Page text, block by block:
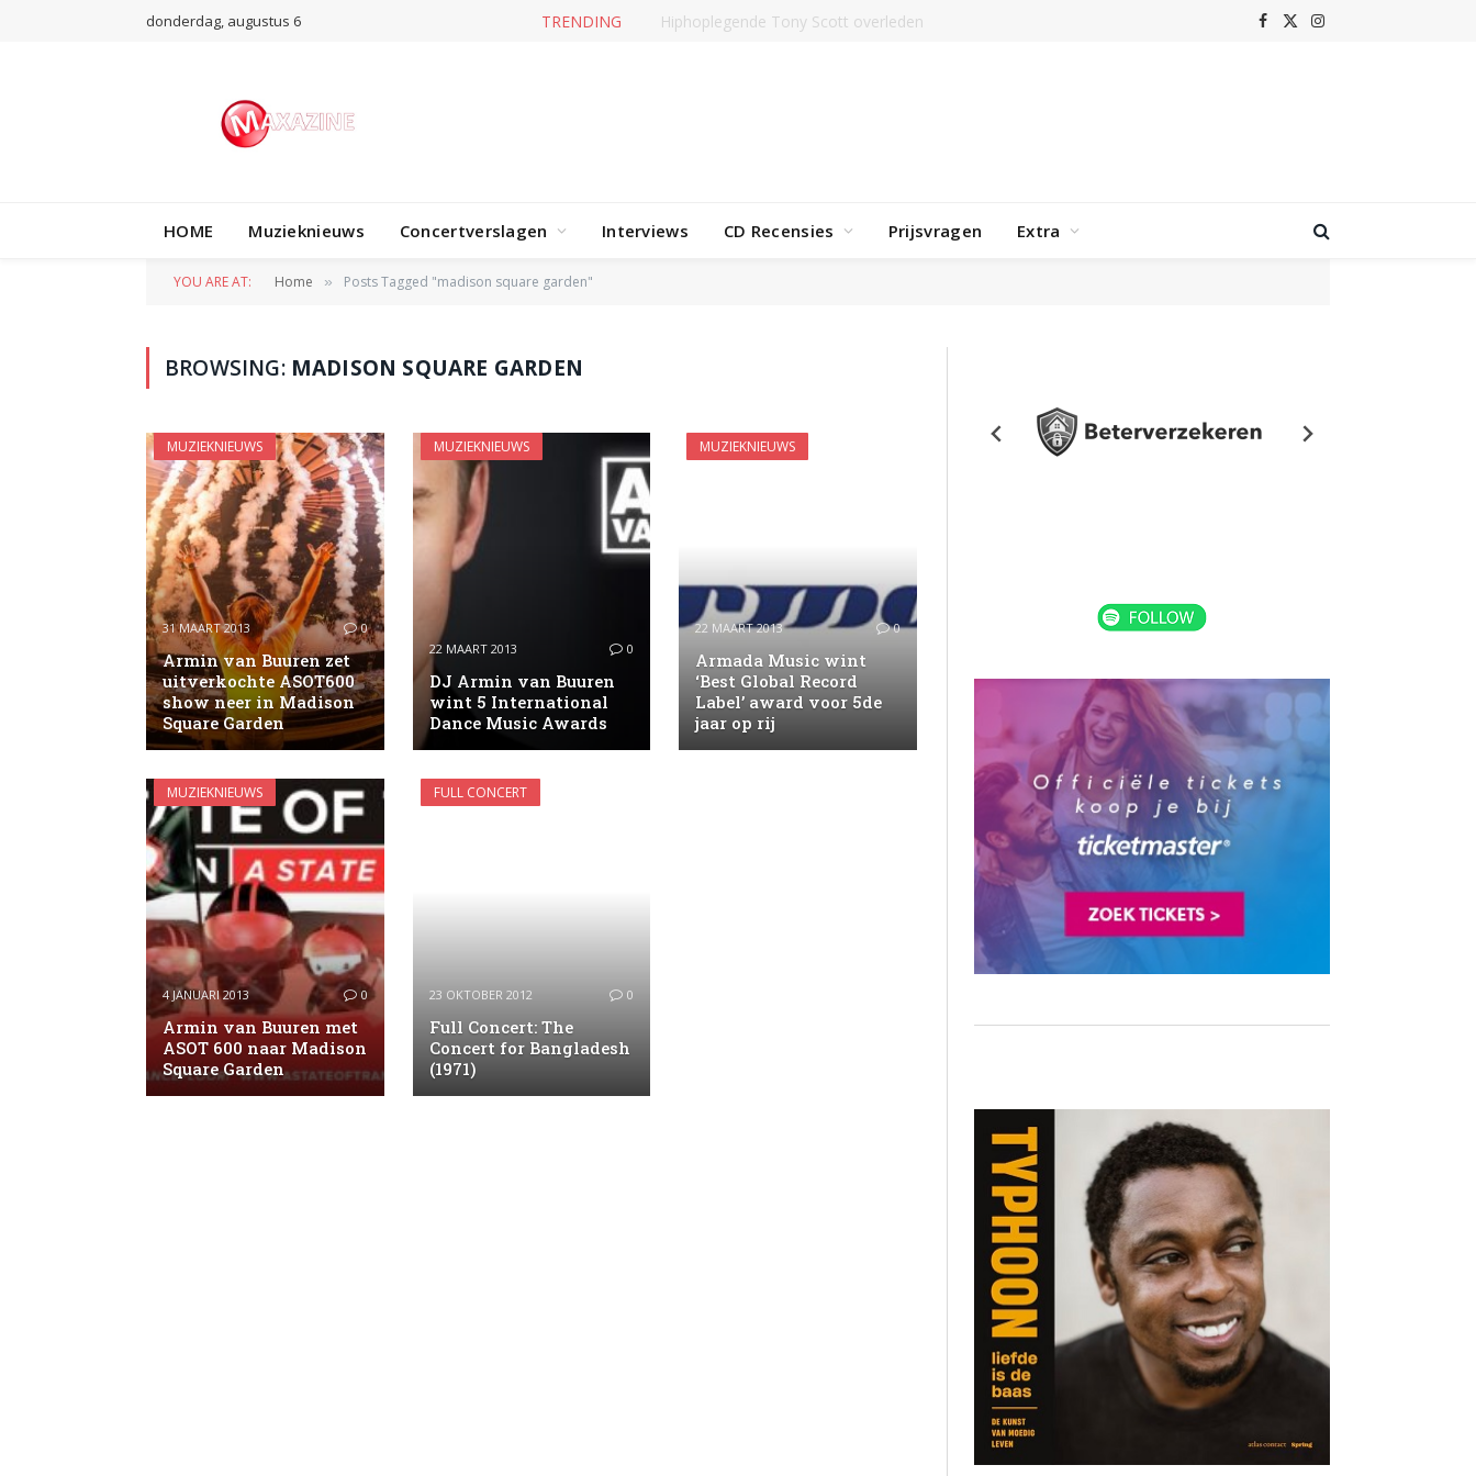
donderdag, augustus 6 TRENDING Jerney Kaagman overleden Facebook
X
Instagram
HOME Muzieknieuws Concertverslagen Interviews CD Recensies Prijsvragen Extra
YOU ARE AT: Home » Posts Tagged "madison square garden"
BROWSING: MADISON SQUARE GARDEN
MUZIEKNIEUWS
31 MAART 2013 0
Armin van Buuren zet
uitverkochte ASOT600
show neer in Madison
Square Garden
MUZIEKNIEUWS
22 MAART 2013 0
DJ Armin van Buuren
wint 5 International
Dance Music Awards
MUZIEKNIEUWS
22 MAART 2013 0
Armada Music wint
‘Best Global Record
Label’ award voor 5de
jaar op rij
MUZIEKNIEUWS
4 JANUARI 2013 0
Armin van Buuren met
ASOT 600 naar Madison
Square Garden
FULL CONCERT
23 OKTOBER 2012 0
Full Concert: The
Concert for Bangladesh
(1971)